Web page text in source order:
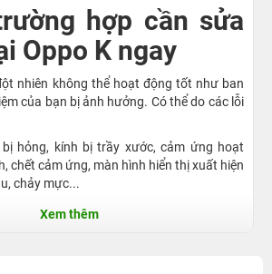
hợp cần sửa
Oppo K ngay
nhiên không thể hoạt động tốt như ban
của bạn bị ảnh hưởng. Có thể do các lỗi
hỏng, kính bị trầy xước, cảm ứng hoạt
chết cảm ứng, màn hình hiển thị xuất hiện
chảy mực...
có dấu hiệu như: không phát được tiếng
Xem thêm